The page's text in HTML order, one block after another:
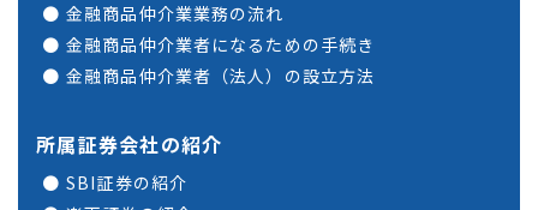
金融商品仲介業業務の流れ
金融商品仲介業者になるための手続き
金融商品仲介業者（法人）の設立方法
所属証券会社の紹介
SBI証券の紹介